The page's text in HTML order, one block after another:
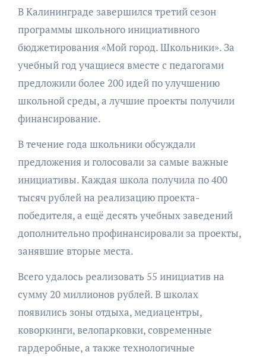
В Калининграде завершился третий сезон
программы школьного инициативного
бюджетирования «Мой город. Школьники». За
учебный год учащиеся вместе с педагогами
предложили более 200 идей по улучшению
школьной среды, а лучшие проекты получили
финансирование.
В течение года школьники обсуждали
предложения и голосовали за самые важные
инициативы. Каждая школа получила по 400
тысяч рублей на реализацию проекта-
победителя, а ещё десять учебных заведений
дополнительно профинансировали за проекты,
занявшие вторые места.
Всего удалось реализовать 55 инициатив на
сумму 20 миллионов рублей. В школах
появились зоны отдыха, медиацентры,
коворкинги, велопарковки, современные
гардеробные, а также технологичные